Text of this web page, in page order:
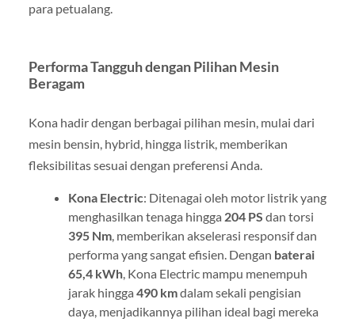
para petualang.
Performa Tangguh dengan Pilihan Mesin
Beragam
Kona hadir dengan berbagai pilihan mesin, mulai dari
mesin bensin, hybrid, hingga listrik, memberikan
fleksibilitas sesuai dengan preferensi Anda.
Kona Electric: Ditenagai oleh motor listrik yang
menghasilkan tenaga hingga 204 PS dan torsi
395 Nm, memberikan akselerasi responsif dan
performa yang sangat efisien. Dengan baterai
65,4 kWh, Kona Electric mampu menempuh
jarak hingga 490 kmdalam sekali pengisian
daya, menjadikannya pilihan ideal bagi mereka